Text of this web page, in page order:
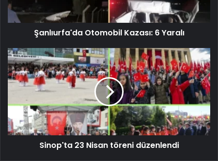
Şanlıurfa'da Otomobil Kazası: 6 Yaralı
Sinop'ta 23 Nisan töreni düzenlendi